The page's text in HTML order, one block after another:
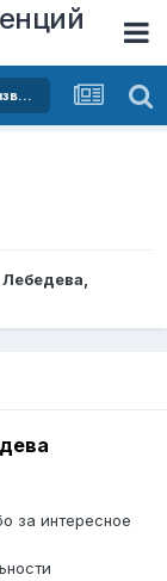
Факторы межрегиональной вариативности производительности труда в субъектах Российской Федерации
,
за интересное